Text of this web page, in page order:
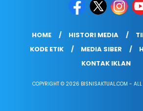
HOME HISTORI MEDIA
KODE ETIK
MEDIA SIBER
KONTAK IKLAN
COPYRIGHT © 2026 BISNISAKTUAL.COM - ALL